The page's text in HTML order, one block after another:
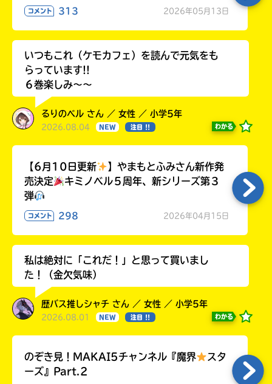
コメント 313 2026年05月13日
いつもこれ（ケモカフェ）を読んで元気をも
らっています!!
６巻楽しみ～～
るりのベル さん ／ 女性 ／ 小学5年
2026.08.04 NEW 注目 !! わかる
【6月10日更新
】やまもとふみさん新作発
売決定
キミノベル５周年、新シリーズ第３
弾
コメント 298 2026年04月15日
私は絶対に「これだ！」と思って買いまし
た！（金欠気味）
歴バス推しシャチ さん ／ 女性 ／ 小学5年
2026.08.01 NEW 注目 !! わかる
のぞき見！MAKAI5チャンネル『魔界
スタ
ーズ』Part.2